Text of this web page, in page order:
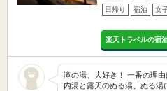
日帰り 宿泊 女
楽天トラベルの宿
滝の湯、大好き！ 一番の理
内湯と露天のぬる湯、ぬる